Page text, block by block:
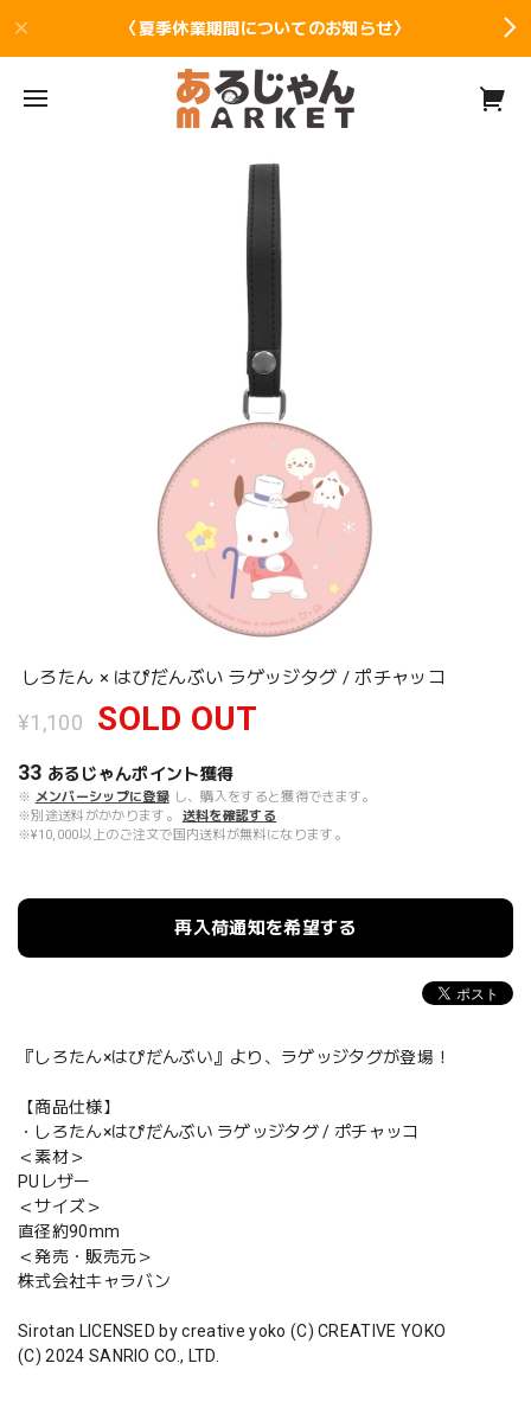
〈夏季休業期間についてのお知らせ〉
しろたん × はぴだんぶい ラゲッジタグ / ポチャッコ
¥1,100 SOLD OUT
33 あるじゃんポイント獲得
※ メンバーシップに登録 し、購入をすると獲得できます。
※別途送料がかかります。
送料を確認する
※¥10,000以上のご注文で国内送料が無料になります。
再入荷通知を希望する
『しろたん×はぴだんぶい』より、ラゲッジタグが登場！
【商品仕様】
・しろたん×はぴだんぶい ラゲッジタグ / ポチャッコ
＜素材＞
PUレザー
＜サイズ＞
直径約90mm
＜発売・販売元＞
株式会社キャラバン
Sirotan LICENSED by creative yoko (C) CREATIVE YOKO
(C) 2024 SANRIO CO., LTD.